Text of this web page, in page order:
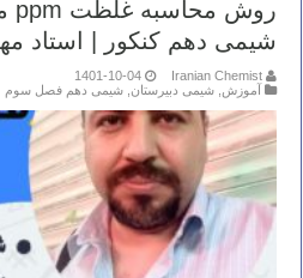
شیمی دهم کنکور | استاد
Iranian Chemist
1401-10-04
آموزش شیمی دبیرستان شیمی دهم فصل سوم